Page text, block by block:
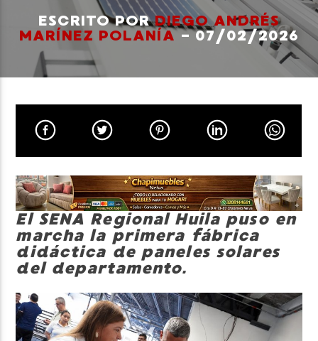
Neiva Estereo
ESCRITO PORDIEGO ANDRÉS
MARÍNEZ POLANÍA- 07/02/2026
El SENA Regional Huila puso en
marcha la primera fábrica
didáctica de paneles solares
del departamento.